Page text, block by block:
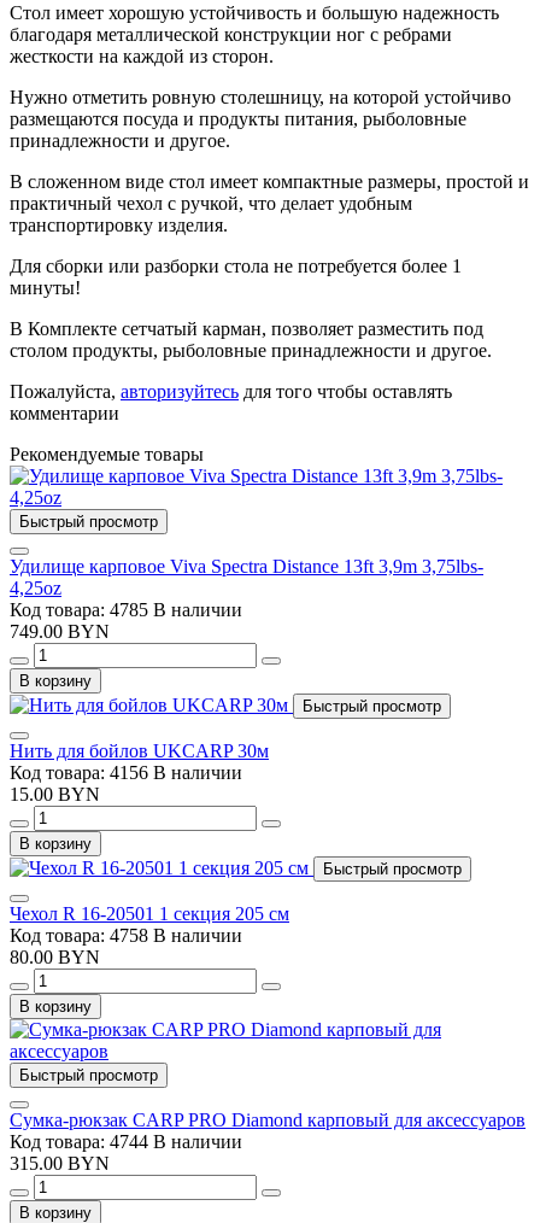
Стол имеет хорошую устойчивость и большую надежность
благодаря металлической конструкции ног с ребрами
жесткости на каждой из сторон.
Нужно отметить ровную столешницу, на которой устойчиво
размещаются посуда и продукты питания, рыболовные
принадлежности и другое.
В сложенном виде стол имеет компактные размеры, простой и
практичный чехол с ручкой, что делает удобным
транспортировку изделия.
Для сборки или разборки стола не потребуется более 1
минуты!
В Комплекте сетчатый карман, позволяет разместить под
столом продукты, рыболовные принадлежности и другое.
Пожалуйста, авторизуйтесь для того чтобы оставлять
комментарии
Рекомендуемые товары
Быстрый просмотр
Удилище карповое Viva Spectra Distance 13ft 3,9m 3,75lbs-
4,25oz
Код товара: 4785 В наличии
749.00 BYN
В корзину
Быстрый просмотр
Нить для бойлов UKCARP 30м
Код товара: 4156 В наличии
15.00 BYN
В корзину
Быстрый просмотр
Чехол R 16-20501 1 секция 205 см
Код товара: 4758 В наличии
80.00 BYN
В корзину
Быстрый просмотр
Сумка-рюкзак CARP PRO Diamond карповый для аксессуаров
Код товара: 4744 В наличии
315.00 BYN
В корзину